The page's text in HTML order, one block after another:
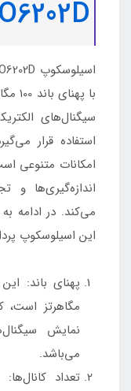
با
سیگنال‌های
استفاده قرار
امکانات متنوعی
اندازه‌گیری‌ها و
می‌کند. در ادامه
این اسیلوسکوپ
مگاهرتز است،
می‌باشد.
تعداد